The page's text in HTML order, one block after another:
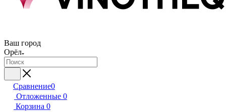
Ваш город
Орёл
Сравнение0
Отложенные 0
Корзина 0